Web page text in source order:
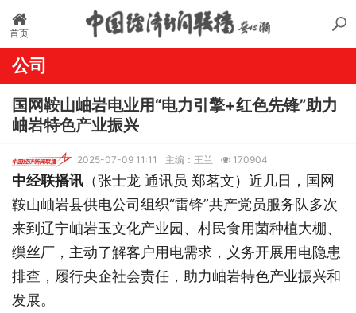
首页
公司
国网鞍山岫岩电业用“电力引擎+红色先锋”助力
岫岩特色产业振兴
2025-07-09 11:11 主编：王兰 170904
中经联播讯 （张士龙 通讯员 郑茗文）近几日，国网
鞍山岫岩县供电公司组织“雷锋”共产党员服务队多次
来到辽宁岫岩玉文化产业园、村民食用菌种植大棚、
缫丝厂，主动了解客户用电需求，义务开展用电隐患
排查，履行央企社会责任，助力岫岩特色产业振兴和
发展。